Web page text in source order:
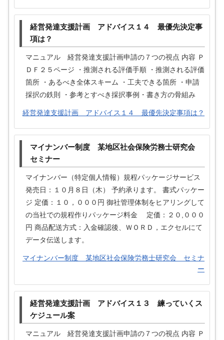
経営発達支援計画 アドバイス１４ 最優先決定事
項は？
マニュアル 経営発達支援計画申請の７つの視点 内容 Ｐ
ＤＦ２５ページ ・推測される評価手順 ・推測される評価
箇所 ・あるべき全体スキーム ・工夫できる箇所 ・申請
採択の鉄則 ・参考とすべき採択事例・書き方の骨組み
経営発達支援計画 アドバイス１４ 最優先決定事項は？
マイナンバー制度 某地区社会保険労務士研究会
セミナー
マイナンバー（特定個人情報）規程パッケージサービス
発売日：１０月８日（木） 予約承ります。 書式パッケー
ジ 定価：１０，０００円 御社管理体制をヒアリングして
の当社での規程作りパッケージ料金 定価：２０,０００
円 商品配送方式：入金確認後、ＷＯＲＤ，エクセルにて
データ伝送します。
マイナンバー制度 某地区社会保険労務士研究会 セミナ
ー
経営発達支援計画 アドバイス１３ 練っていくス
ケジュール案
マニュアル 経営発達支援計画申請の７つの視点 内容 Ｐ